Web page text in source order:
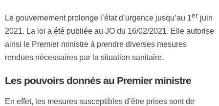
Le gouvernement prolonge l’état d’urgence jusqu’au 1er juin
2021. La loi a été publiée au JO du 16/02/2021. Elle autorise
ainsi le Premier ministre à prendre diverses mesures
rendues nécessaires par la situation sanitaire.
Les pouvoirs donnés au Premier ministre
En effet, les mesures susceptibles d’être prises sont de